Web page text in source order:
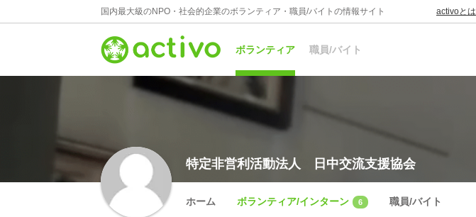
国内最大級のNPO・社会的企業のボランティア・職員/バイトの情報サイト activoとは
ボランティア 職員/バイト
特定非営利活動法人 日中交流支援協会
ホーム ボランティア/インターン 6 職員/バイト